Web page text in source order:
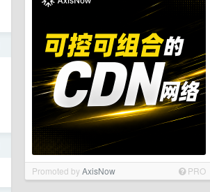
Promoted byAxisNow PRO